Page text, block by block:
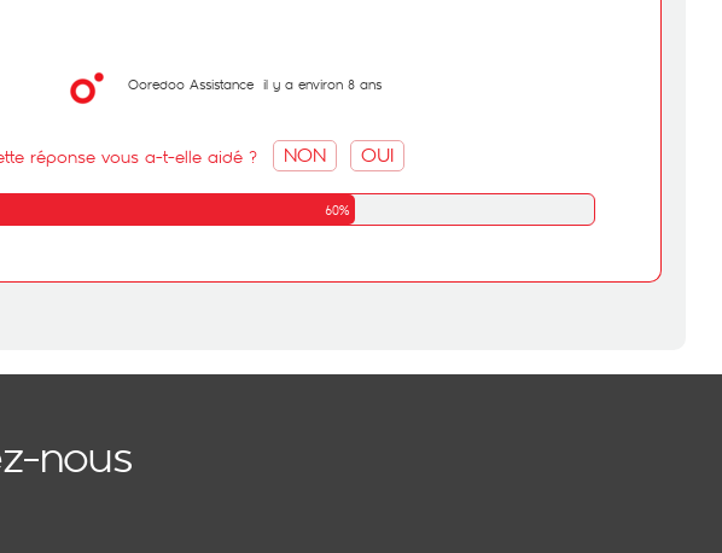
Ooredoo Assistance il y a environ 8 ans
réponse vous a-t-elle aidé ? NON OUI
60%
nous